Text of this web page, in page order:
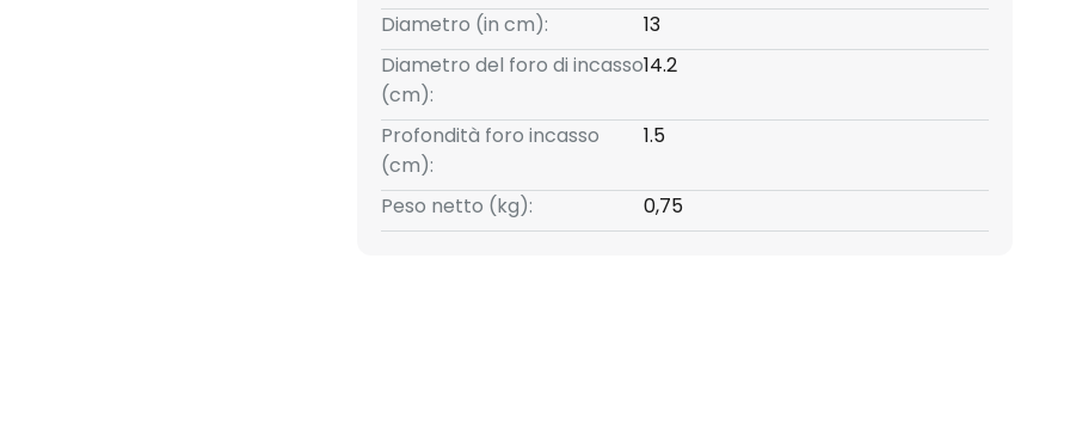
Diametro (in cm):
13
Diametro del foro di incasso
(cm):
14.2
Profondità foro incasso
(cm):
1.5
Peso netto (kg): 0,75